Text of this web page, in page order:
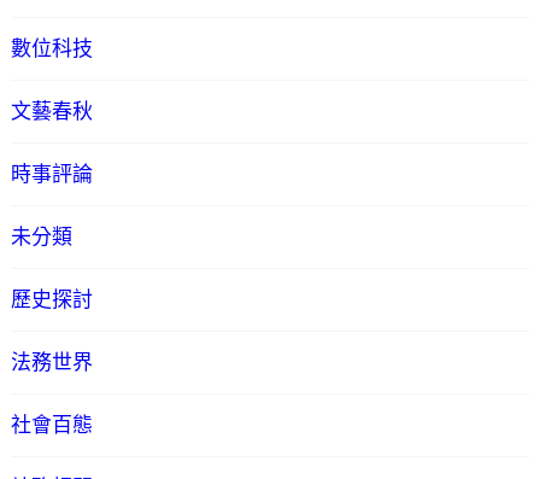
數位科技
文藝春秋
時事評論
未分類
歷史探討
法務世界
社會百態